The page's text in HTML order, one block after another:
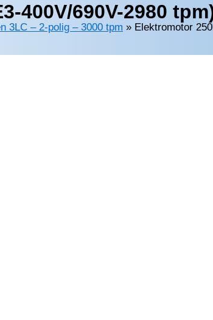
400V/690V-2980
3LC – 2-polig – 3000 tpm » Elektromotor